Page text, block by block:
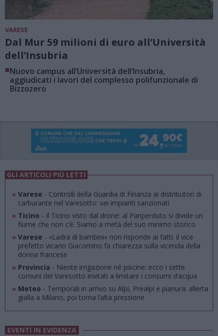
VARESE
Dal Mur 59 milioni di euro all’Università
dell’Insubria
■Nuovo campus all’Università dell’Insubria,
aggiudicati i lavori del complesso polifunzionale di
Bizzozero
GLI ARTICOLI PIÙ LETTI
» Varese - Controlli della Guardia di Finanza ai distributori di
carburante nel Varesotto: sei impianti sanzionati
» Ticino - Il Ticino visto dal drone: al Panperduto si divide un
fiume che non c’è. Siamo a metà del suo minimo storico
» Varese - «Ladra di bambini» non risponde ai fatti: il vice
prefetto vicario Giacomino fa chiarezza sulla vicenda della
donna francese
» Provincia - Niente irrigazione né piscine: ecco i sette
comuni del Varesotto invitati a limitare i consumi d’acqua
» Meteo - Temporali in arrivo su Alpi, Prealpi e pianura: allerta
gialla a Milano, poi torna l’alta pressione
EVENTI IN EVIDENZA